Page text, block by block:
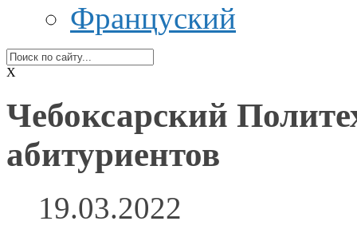
Француский
X
Чебоксарский
абитуриентов
19.03.2022